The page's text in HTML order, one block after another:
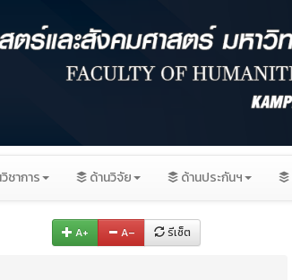
ชาการ ด้านวิจัย ด้านประกันฯ
A+ A– รีเซ็ต